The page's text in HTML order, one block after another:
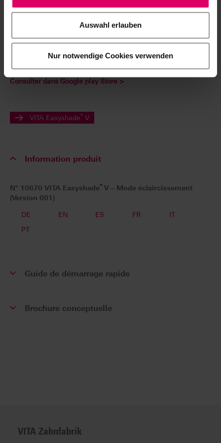
Auswahl erlauben
Nur notwendige Cookies verwenden
Simulation numérique proche de la réalité des résultats
possibles de l'éclaircissement sur la photo du patient
avec vues avant/après
Envoi par programme de messagerie ou courriel
Consulter dans Google play Store >
VITA Easyshade® V
Information produit
N° 10670 VITA Easyshade® V – Mode éclaircissement
(Version 001)
DE EN ES FR
IT
PT
Guide de démarrage rapide
Brochure conceptuelle
VITA Zahnfabrik